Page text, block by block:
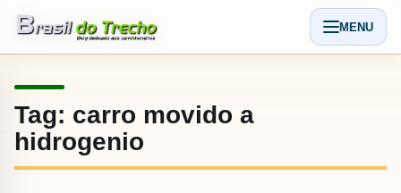
Abrir
MENU
Tag: carro movido a
hidrogenio